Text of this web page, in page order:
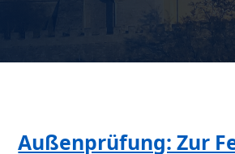
Außenprüfung: Zur